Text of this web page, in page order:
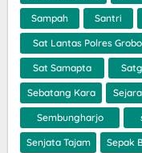
Sampah Santri
Sat Lantas Polres
Sat Samapta
Sebatang Kara
Sembungharjo
Senjata Tajam Sepak